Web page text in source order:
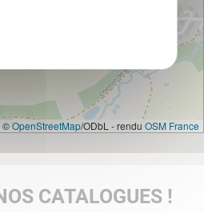
©OpenStreetMap/ODbL - rendu OSM France
CATALOGUES !